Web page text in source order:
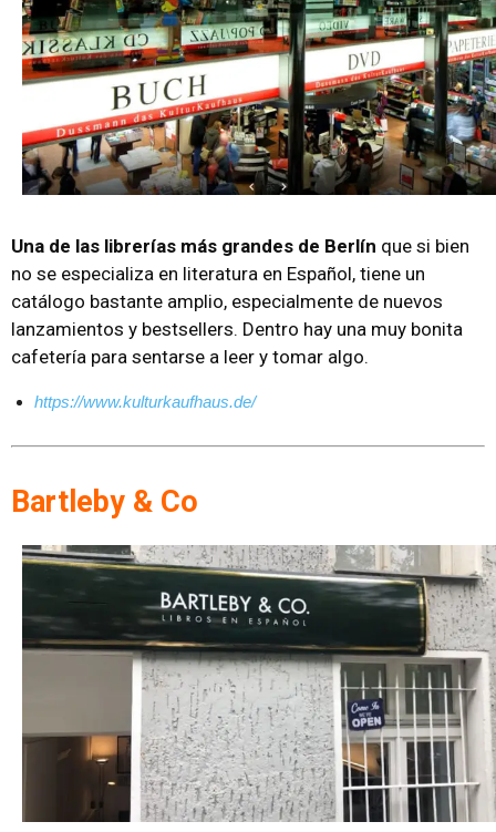
Una de las librerías más grandes de Berlín que si bien
no se especializa en literatura en Español, tiene un
catálogo bastante amplio, especialmente de nuevos
lanzamientos y bestsellers. Dentro hay una muy bonita
cafetería para sentarse a leer y tomar algo.
https://www.kulturkaufhaus.de/
Bartleby & Co